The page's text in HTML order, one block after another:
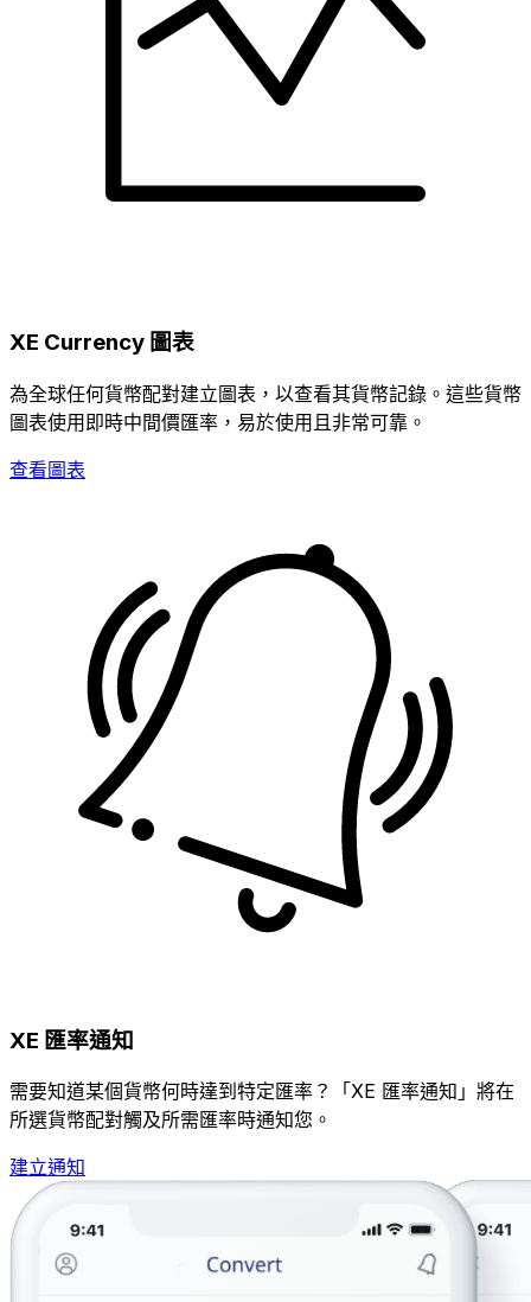
XE Currency 圖表
為全球任何貨幣配對建立圖表，以查看其貨幣記錄。這些貨幣
圖表使用即時中間價匯率，易於使用且非常可靠。
查看圖表
XE 匯率通知
需要知道某個貨幣何時達到特定匯率？「XE 匯率通知」將在
所選貨幣配對觸及所需匯率時通知您。
建立通知